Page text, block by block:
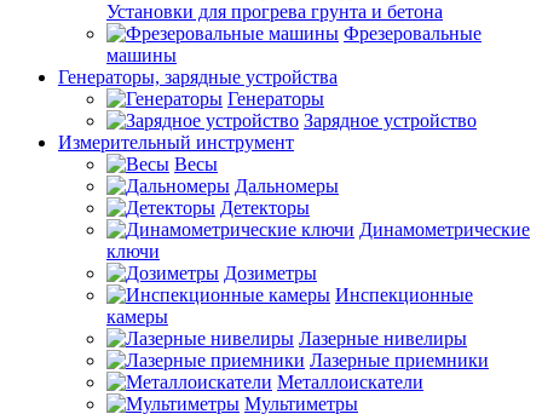
Установки для прогрева грунта и бетона
Фрезеровальные
машины
Генераторы, зарядные устройства
Генераторы
Зарядное устройство
Измерительный инструмент
Весы
Дальномеры
Детекторы
Динамометрические
ключи
Дозиметры
Инспекционные
камеры
Лазерные нивелиры
Лазерные приемники
Металлоискатели
Мультиметры